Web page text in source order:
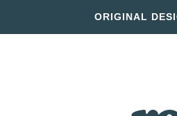
ORIGINAL